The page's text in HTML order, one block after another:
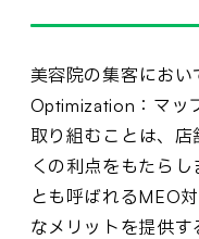
美容院の集客にお
Optimization：マッ
取り組むことは、
くの利点をもたら
とも呼ばれるMEO
なメリットを提供す